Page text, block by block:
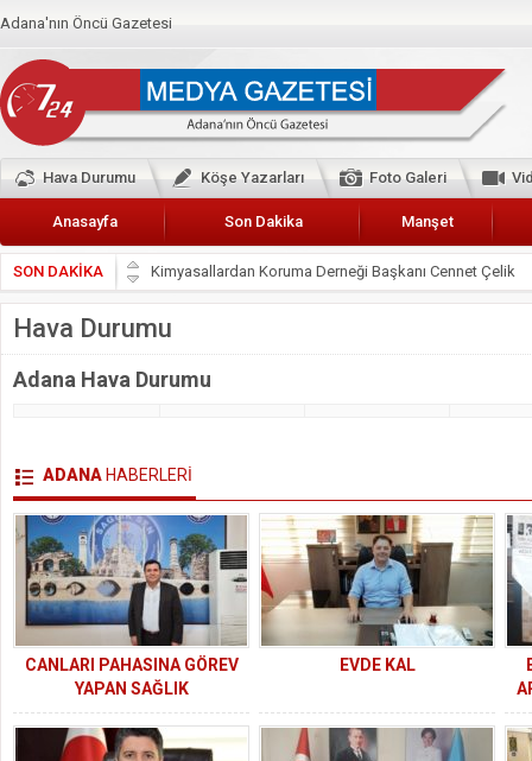
Adana'nın Öncü Gazetesi
Hava Durumu Köşe Yazarları Foto Galeri
Anasayfa Son Dakika Manşet
SON DAKİKA
Kimyasallardan Koruma Derneği Başkanı Cennet Çelik
Başkan Güler’den Başkan Karalar’a hizmet çağrısı
Hak-İş Abdurrahman Yücel
HDP İL BİNASININ ÖNÜNDE ANNELER TARİH
BÖLGEMİZ ÇUKUROVA’DA 2019 YILI PAMUK
İyi Parti Yüreğir İlçe Başkanı Enis Akyürek
Hava Durumu
Adana Hava Durumu
ADANA HABERLERİ
CANLARI PAHASINA GÖREV
YAPAN SAĞLIK
MENSUPLARININ HAKKINI
YEMEYİN
EVDE KAL